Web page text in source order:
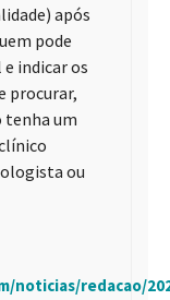
após
pode
indicar os
procurar,
tenha um
ou
noticias/redacao/